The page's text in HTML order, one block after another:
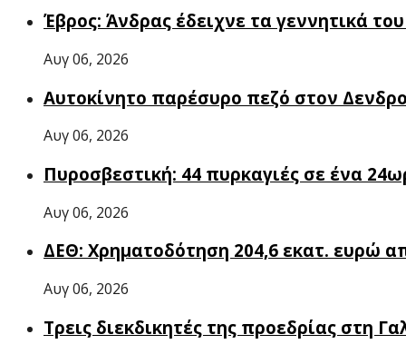
Έβρος: Άνδρας έδειχνε τα γεννητικά
Αυγ 06, 2026
Αυτοκίνητο παρέσυρο πεζό στον
Αυγ 06, 2026
Πυροσβεστική: 44 πυρκαγιές σε ένα
Αυγ 06, 2026
ΔΕΘ: Χρηματοδότηση 204,6 εκατ. ευρώ
Αυγ 06, 2026
Τρεις διεκδικητές της προεδρίας στη